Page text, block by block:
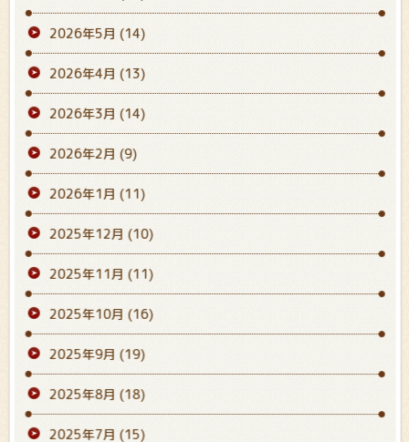
2026年5月 (14)
2026年4月 (13)
2026年3月 (14)
2026年2月 (9)
2026年1月 (11)
2025年12月 (10)
2025年11月 (11)
2025年10月 (16)
2025年9月 (19)
2025年8月 (18)
2025年7月 (15)